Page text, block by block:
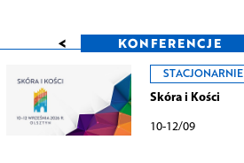
< KONFERENCJE
STACJONARNIE
Skóra i Kości
10-12/09